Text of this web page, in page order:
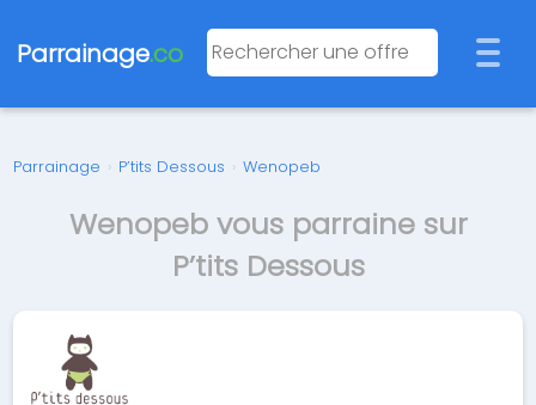
Parrainage.co
Parrainage › P’tits Dessous › Wenopeb
Wenopeb vous parraine sur
P’tits Dessous